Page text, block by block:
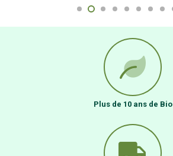
Plus de 10 ans de Bio